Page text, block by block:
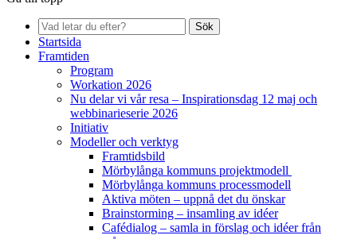
Sök
Startsida
Framtiden
Program
Workation 2026
Nu delar vi vår resa – Inspirationsdag 12 maj och
webbinarieserie 2026
Initiativ
Modeller och verktyg
Framtidsbild
Mörbylånga kommuns projektmodell
Mörbylånga kommuns processmodell
Aktiva möten – uppnå det du önskar
Brainstorming – insamling av idéer
Cafédialog – samla in förslag och idéer från